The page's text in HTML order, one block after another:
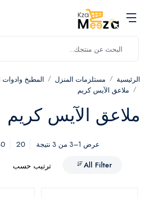
الرئيسية مستلزمات المنزل المطبخ وادوات
ملاعق الآيس كريم
ملاعق الآيس كريم
عرض 1–3 من 3 نتيجة 20
All Filter
ترتيب حسب